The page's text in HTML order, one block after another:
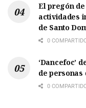
El pregón
actividades
de Santo
0
‘Dancefoc’
de personas
0